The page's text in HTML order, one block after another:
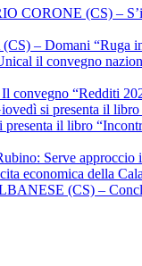
CORONE (CS) –
– Domani “Ruga
il convegno
convegno “Redditi
si presenta il
il libro
Serve approccio
economica della
(CS) –